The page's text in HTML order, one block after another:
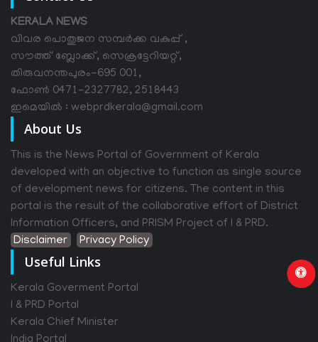
KERALA NEWS
വിവര പൊതുജന സമ്പര്‍ക്ക വകുപ്പ് ,
സൗത്ത് ബ്ലോക്ക്, സെക്രട്ടേറിയറ്റ്,
തിരുവനന്തപുരം-695 001,
ഫോൺ 0471-2327782, 2518443
ഇമെയിൽ : webprdkerala@gmail.com
About Us
This is the News Portal of Government of Kerala
developed with an objective to function as single source
of development news for citizens. The content in this
portal is the result of the collaborative effort of District
Information Officers, and PRISM Project of I & PRD.
Disclaimer
Privacy Policy
Useful Links
Kerala Goverment Portal
I & PRD Portal
Kerala Chief Minister